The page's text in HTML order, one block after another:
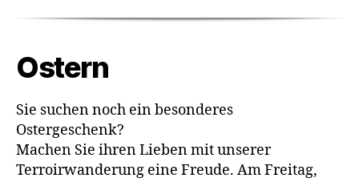
Ostern
Sie suchen noch ein besonderes
Ostergeschenk?
Machen Sie ihren Lieben mit unserer
Terroirwanderung eine Freude. Am Freitag,